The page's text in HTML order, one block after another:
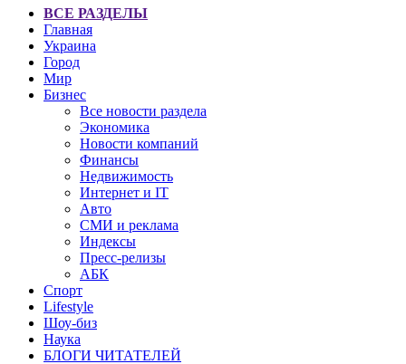
ВСЕ РАЗДЕЛЫ
Главная
Украина
Город
Мир
Бизнес
Все новости раздела
Экономика
Новости компаний
Финансы
Недвижимость
Интернет и IT
Авто
СМИ и реклама
Индексы
Пресс-релизы
АБК
Спорт
Lifestyle
Шоу-биз
Наука
БЛОГИ ЧИТАТЕЛЕЙ